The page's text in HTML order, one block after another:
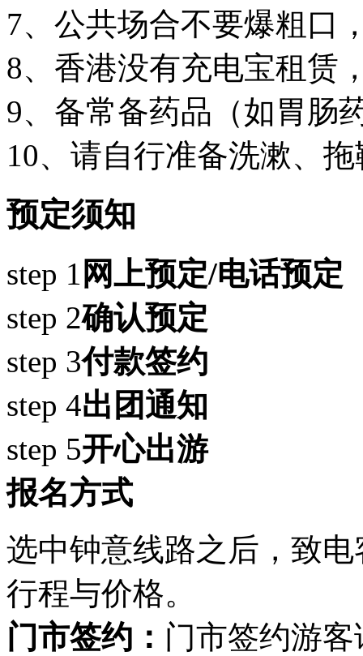
7、公共场合不要爆粗口
8、香港没有充电宝租赁
9、备常备药品（如胃肠
10、请自行准备洗漱、
预定须知
step 1 网上预定/电话预定
step 2确认预定
step 3付款签约
step 4出团通知
step 5开心出游
报名方式
选中钟意线路之后，致
行程与价格。
门市签约： 门市签约游